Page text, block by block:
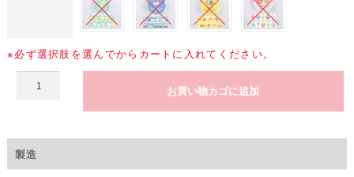
※必ず選択肢を選んでからカートに入れてください。
ラ
ッ
お買い物カゴに追加
製造